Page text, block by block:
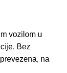
vozilom u
Bez
na